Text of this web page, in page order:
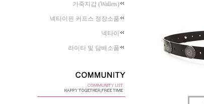
가죽지갑 (Wallets)
넥타이핀 커프스 정장소품
넥타이
라이타 및 담배소품